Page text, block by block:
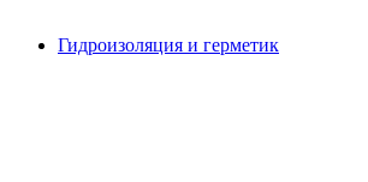
Гидроизоляция и герметик